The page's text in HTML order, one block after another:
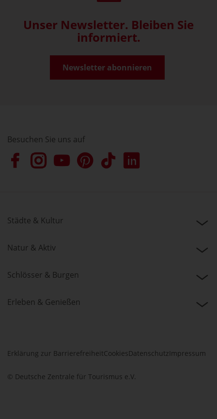
Unser Newsletter. Bleiben Sie
informiert.
Newsletter abonnieren
Besuchen Sie uns auf
Städte & Kultur
Natur & Aktiv
Schlösser & Burgen
Erleben & Genießen
Erklärung zur BarrierefreiheitCookiesDatenschutz Impressum
© Deutsche Zentrale für Tourismus e.V.